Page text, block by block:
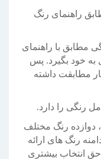
راهنمای رنگ
مطابق با راهنمای
به خود بگیرد. پس
مطابقت داشته
رنگی را دارد.
دوازده رنگ مختلف
رنگ های ارائه
انتخاب بیشتری